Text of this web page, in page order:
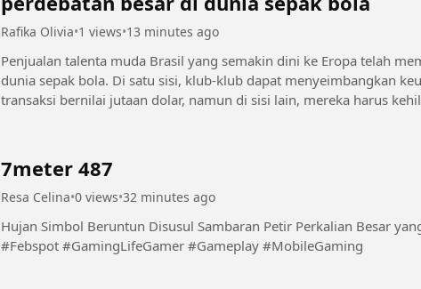
Rafika Olivia•1 views•13 minutes ago
Penjualan talenta muda Brasil yang semakin dini ke Eropa telah
dunia sepak bola. Di satu sisi, klub-klub dapat menyeimbangkan
transaksi bernilai jutaan dolar, namun di sisi lain, mereka harus
7meter 487
Resa Celina•0 views•32 minutes ago
Hujan Simbol Beruntun Disusul Sambaran Petir Perkalian Besar
#Febspot #GamingLifeGamer #Gameplay #MobileGaming